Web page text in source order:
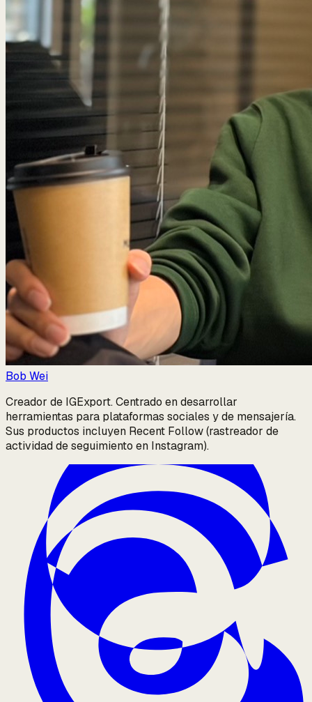
Bob Wei
Creador de IGExport. Centrado en desarrollar
herramientas para plataformas sociales y de mensajería.
Sus productos incluyen Recent Follow (rastreador de
actividad de seguimiento en Instagram).